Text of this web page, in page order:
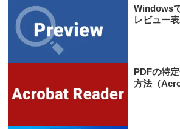
Windows
レビュー
PDFの特
方法（